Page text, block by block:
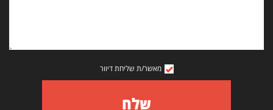
מאשר/ת שליחת דיוור
שלח